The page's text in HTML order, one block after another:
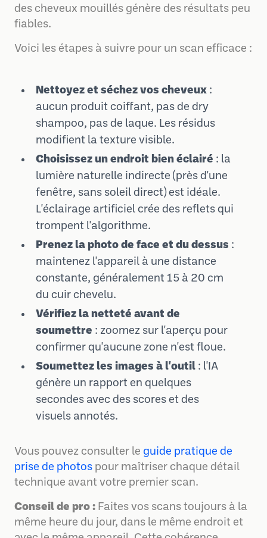
des cheveux mouillés génère des résultats peu
fiables.
Voici les étapes à suivre pour un scan efficace :
Nettoyez et séchez vos cheveux :
aucun produit coiffant, pas de dry
shampoo, pas de laque. Les résidus
modifient la texture visible.
Choisissez un endroit bien éclairé : la
lumière naturelle indirecte (près d'une
fenêtre, sans soleil direct) est idéale.
L'éclairage artificiel crée des reflets qui
trompent l'algorithme.
Prenez la photo de face et du dessus :
maintenez l'appareil à une distance
constante, généralement 15 à 20 cm
du cuir chevelu.
Vérifiez la netteté avant de
soumettre : zoomez sur l'aperçu pour
confirmer qu'aucune zone n'est floue.
Soumettez les images à l'outil : l'IA
génère un rapport en quelques
secondes avec des scores et des
visuels annotés.
Vous pouvez consulter le guide pratique de
prise de photos pour maîtriser chaque détail
technique avant votre premier scan.
Conseil de pro : Faites vos scans toujours à la
même heure du jour, dans le même endroit et